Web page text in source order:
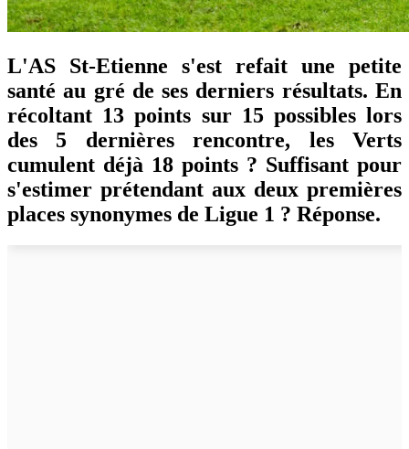
L'AS St-Etienne s'est refait une petite
santé au gré de ses derniers résultats. En
récoltant 13 points sur 15 possibles lors
des 5 dernières rencontre, les Verts
cumulent déjà 18 points ? Suffisant pour
s'estimer prétendant aux deux premières
places synonymes de Ligue 1 ? Réponse.